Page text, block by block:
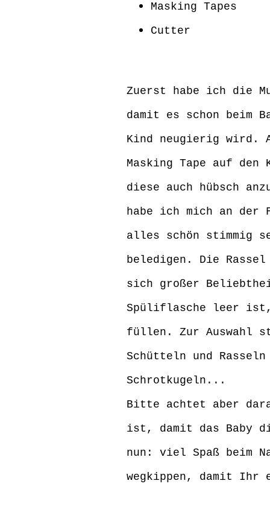
Masking Tapes
Cutter
Zuerst habe ich die
damit es schon beim
Kind neugierig wird.
Masking Tape auf
diese auch hübsch
habe ich mich an
alles schön stimmig
beledigen. Die
sich großer
Spüliflasche leer ist,
füllen. Zur Auswahl
Schütteln und
Schrotkugeln...
Bitte achtet aber
ist, damit das Baby
nun: viel Spaß beim
wegkippen, damit Ihr